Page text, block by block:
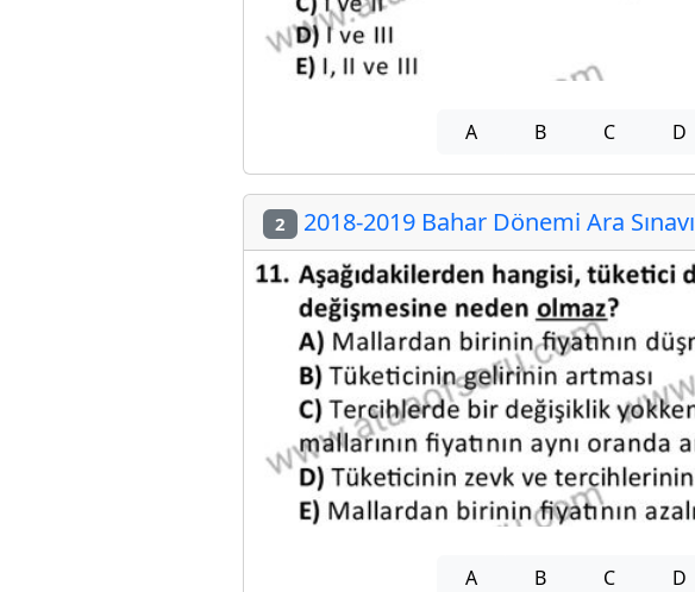
A B C D
2 2018-2019 Bahar Dönemi Ara Sınavı
A B C D